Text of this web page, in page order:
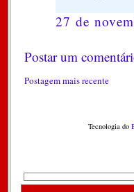
27 de
Postar um
Postagem mais recente
Tecnologia do